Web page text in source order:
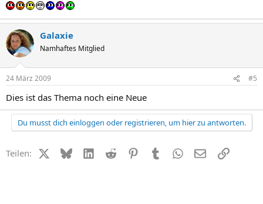
Galaxie
Namhaftes Mitglied
24 März 2009 #5
Dies ist das Thema noch eine Neue
Du musst dich einloggen oder registrieren, um hier zu antworten.
Teilen: X (Twitter)
BlueskyLinkedIn
Reddit PinterestTumblr WhatsApp
E-MailLink